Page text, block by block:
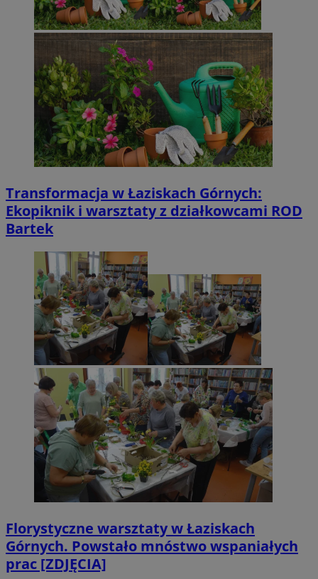
Transformacja w Łaziskach Górnych:
Ekopiknik i warsztaty z działkowcami ROD
Bartek
Florystyczne warsztaty w Łaziskach
Górnych. Powstało mnóstwo wspaniałych
prac [ZDJĘCIA]